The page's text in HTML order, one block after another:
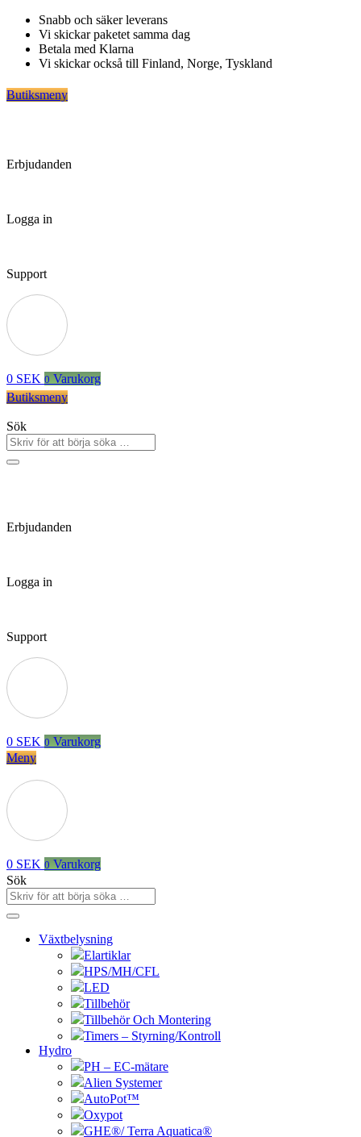
Hoppa
innehåll
Snabb och säker leverans
Vi skickar paketet samma dag
Betala med Klarna
Vi skickar också till Finland, Norge, Tyskland
Butiksmeny
Erbjudanden
Logga in
Support
0 SEK 0 Varukorg
Butiksmeny
Sök
Erbjudanden
Logga in
Support
0 SEK 0 Varukorg
Meny
0 SEK 0 Varukorg
Sök
Växtbelysning
Elartiklar
HPS/MH/CFL
LED
Tillbehör
Tillbehör Och Montering
Timers – Styrning/Kontroll
Hydro
PH – EC-mätare
Alien Systemer
AutoPot™
Oxypot
GHE®/ Terra Aquatica®